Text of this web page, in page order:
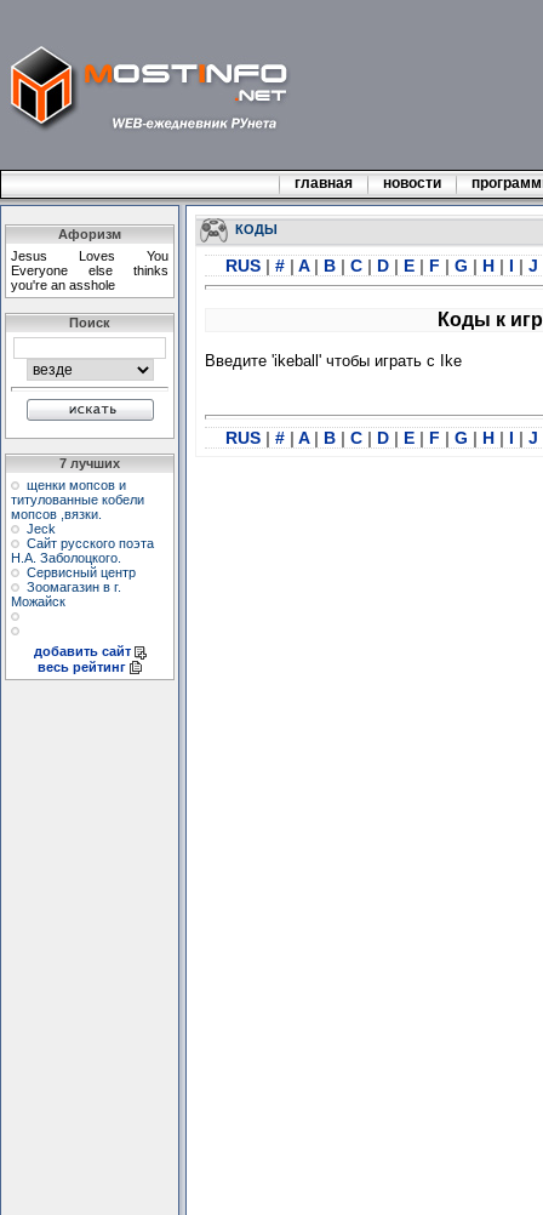
главная новости
Афоризм
Jesus Loves You
Everyone else thinks
you're an asshole
Поиск
7 лучших
щенки мопсов и
титулованные кобели
мопсов ,вязки.
Jeck
Сайт русского поэта
Н.А. Заболоцкого.
Сервисный центр
Зоомагазин в г.
Можайск
добавить сайт
весь рейтинг
КОДЫ
RUS | # | A | B | C | D | E | F | G | H | I | J
Коды к
Введите 'ikeball' чтобы играть с Ike
RUS | # | A | B | C | D | E | F | G | H | I | J